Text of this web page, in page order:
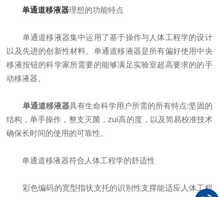
单通道移液器理想的功能特点
单通道移液器集中运用了基于操作与人体工程学的设计
以及先进的创新性材料。单通道移液器是所有偏好使用中央
移液按钮的科学家所需要的能够满足实验室超高要求的的手
动移液器。
单通道移液器具有生命科学用户所需的所有特点:坚固的
结构，单手操作，整支灭菌，zui高的度，以及简易校准技术
确保长时间的使用的可靠性。
单通道移液器符合人体工程学的舒适性
彩色编码的宽型指状支托的识别性支撑能适应人体工程